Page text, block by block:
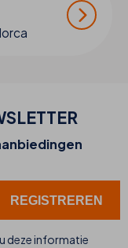
deze informatie